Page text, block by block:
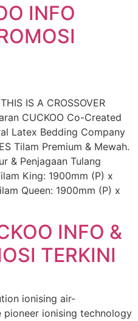
INFO
IS A CROSSOVER
CUCKOO Co-Created
Latex Bedding Company
Tilam Premium & Mewah.
& Penjagaan Tulang
King: 1900mm (P) x
Queen: 1900mm (P) x
INFO &
TERKINI
ionising air-
pioneer ionising technology